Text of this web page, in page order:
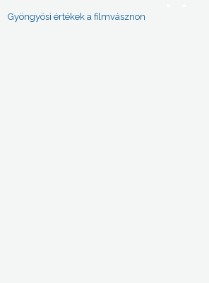
Gyöngyösi értékek a filmvásznon